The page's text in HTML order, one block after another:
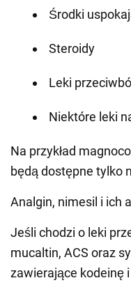
Środki
Steroidy
Leki
Niektóre leki
Na przykład
będą dostępne tylko
Analgin, nimesil i ich
Jeśli chodzi o leki
mucaltin, ACS oraz
zawierające kodeinę